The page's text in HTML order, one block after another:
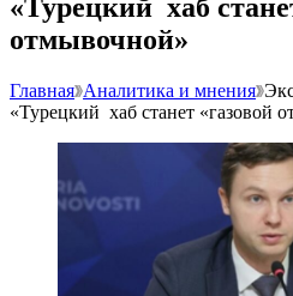
«Турецкий хаб
отмывочной»
Главная Аналитика и мнения
«Турецкий хаб станет «газовой